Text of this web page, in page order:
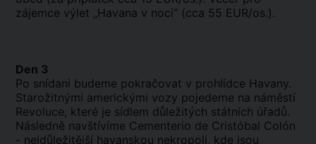
zájemce výlet „Havana v noci“ (cca 55 EUR/os.).
Den 3
Po snídani budeme pokračovat v prohlídce Havany.
Starožitnými americkými vozy pojedeme na náměstí
Revoluce, které je sídlem důležitých státních úřadů.
Následně navštívíme Cementerio de Cristóbal Colón
- nejdůležitější havanskou nekropoli, kde jsou